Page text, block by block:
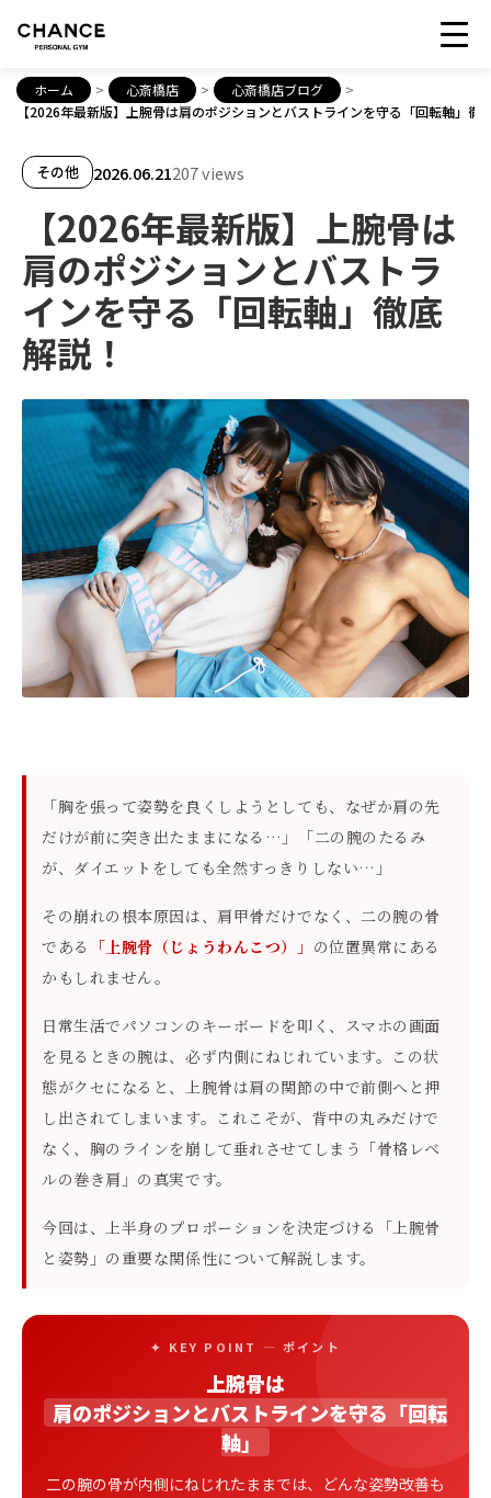
ホーム > 心斎橋店 > 心斎橋店ブログ
>
【2026年最新版】上腕骨は肩のポジションとバストラインを守る「回転軸」徹
その他 2026.06.21207 views
【2026年最新版】上腕骨は
肩のポジションとバストラ
インを守る「回転軸」徹底
解説！
「胸を張って姿勢を良くしようとしても、なぜか肩の先
だけが前に突き出たままになる…」「二の腕のたるみ
が、ダイエットをしても全然すっきりしない…」
その崩れの根本原因は、肩甲骨だけでなく、二の腕の骨
である
「上腕骨（じょうわんこつ）」 の位置異常にある
かもしれません。
日常生活でパソコンのキーボードを叩く、スマホの画面
を見るときの腕は、必ず内側にねじれています。この状
態がクセになると、上腕骨は肩の関節の中で前側へと押
し出されてしまいます。これこそが、背中の丸みだけで
なく、胸のラインを崩して垂れさせてしまう「骨格レベ
ルの巻き肩」の真実です。
今回は、上半身のプロポーションを決定づける「上腕骨
と姿勢」の重要な関係性について解説します。
✦ KEY POINT — ポイント
上腕骨は
肩のポジションとバストラインを守る「回転
軸」
二の腕の骨が内側にねじれたままでは、どんな姿勢改善も